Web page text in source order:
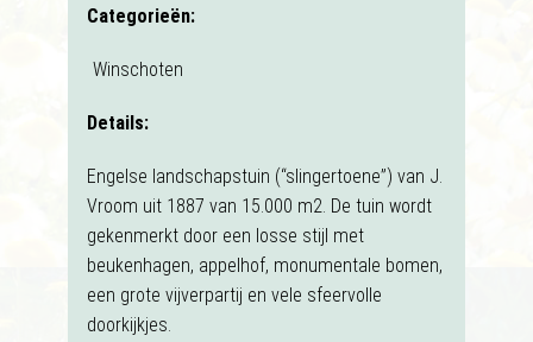
Categorieën:
Winschoten
Details:
Engelse landschapstuin (“slingertoene”) van J.
Vroom uit 1887 van 15.000 m2. De tuin wordt
gekenmerkt door een losse stijl met
beukenhagen, appelhof, monumentale bomen,
een grote vijverpartij en vele sfeervolle
doorkijkjes.